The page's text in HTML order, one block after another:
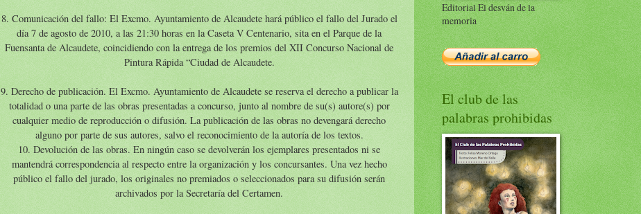
8. Comunicación del fallo: El Excmo. Ayuntamiento de Alcaudete hará público el fallo del Jurado el
día 7 de agosto de 2010, a las 21:30 horas en la Caseta V Centenario, sita en el Parque de la
Fuensanta de Alcaudete, coincidiendo con la entrega de los premios del XII Concurso Nacional de
Pintura Rápida “Ciudad de Alcaudete.
9. Derecho de publicación. El Excmo. Ayuntamiento de Alcaudete se reserva el derecho a publicar la
totalidad o una parte de las obras presentadas a concurso, junto al nombre de su(s) autore(s) por
cualquier medio de reproducción o difusión. La publicación de las obras no devengará derecho
alguno por parte de sus autores, salvo el reconocimiento de la autoría de los textos.
10. Devolución de las obras. En ningún caso se devolverán los ejemplares presentados ni se
mantendrá correspondencia al respecto entre la organización y los concursantes. Una vez hecho
público el fallo del jurado, los originales no premiados o seleccionados para su difusión serán
archivados por la Secretaría del Certamen.
Editorial El desván de la
memoria
El club de las
palabras prohibidas